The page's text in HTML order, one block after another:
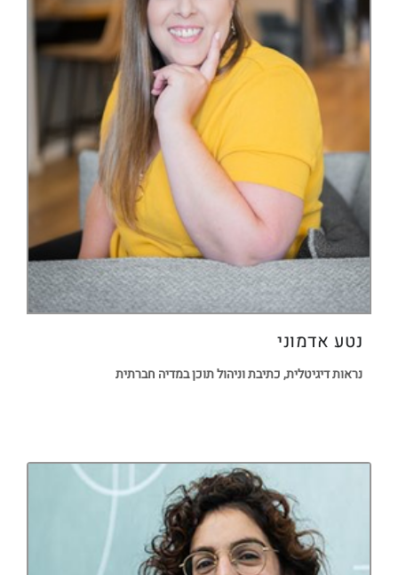
נטע אדמוני
נראות דיגיטלית, כתיבת וניהול תוכן במדיה חברתית